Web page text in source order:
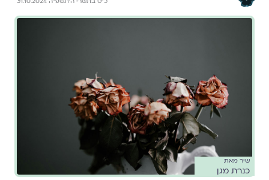
שיר מאת
כנרת מגן